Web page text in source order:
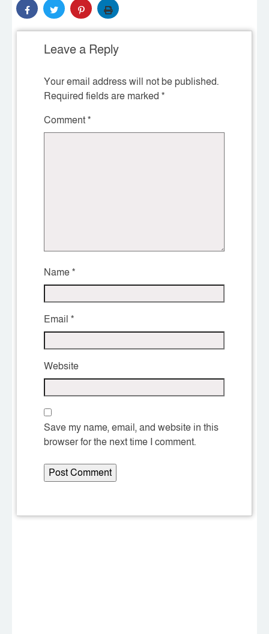
Leave a Reply
Your email address will not be published.
Required fields are marked *
Comment*
Name*
Email *
Website
Save my name, email, and website in this
browser for the next time I comment.